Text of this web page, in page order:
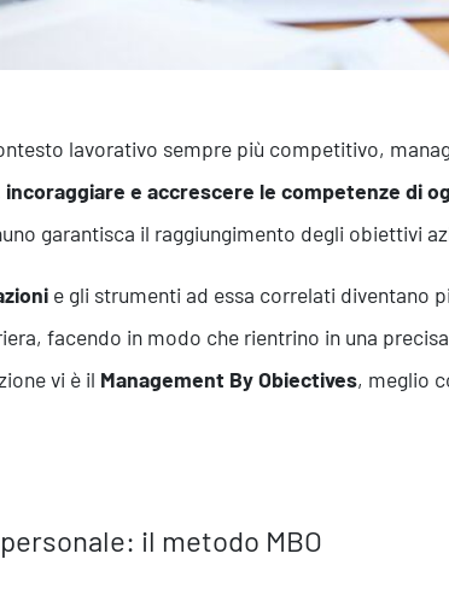
lavorativo sempre più competitivo,
e accrescere le competenze di
garantisca il raggiungimento degli obiettivi
e gli strumenti ad essa correlati diventano
facendo in modo che rientrino in una
vi è il Management By Obiectives, meglio
il metodo MBO